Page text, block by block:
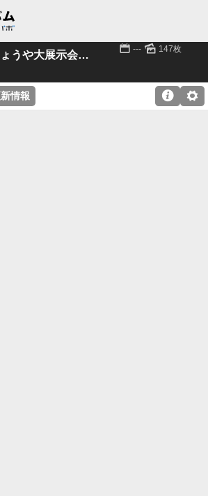
2025年第35回ききょうや大展示会 その２ 📅 --- 🌄 147枚
情報 ⚙
